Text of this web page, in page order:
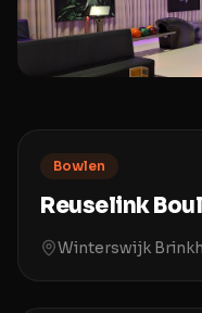
Bowlen
Reuselink
Winterswijk